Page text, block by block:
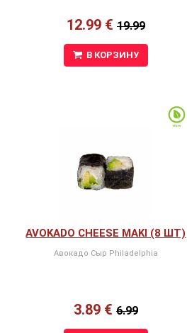
12.99 € 19.99
В КОРЗИНУ
AVOKADO CHEESE MAKI (8 ШТ)
Авокадо Сыр Philadelphia
3.89 € 6.99